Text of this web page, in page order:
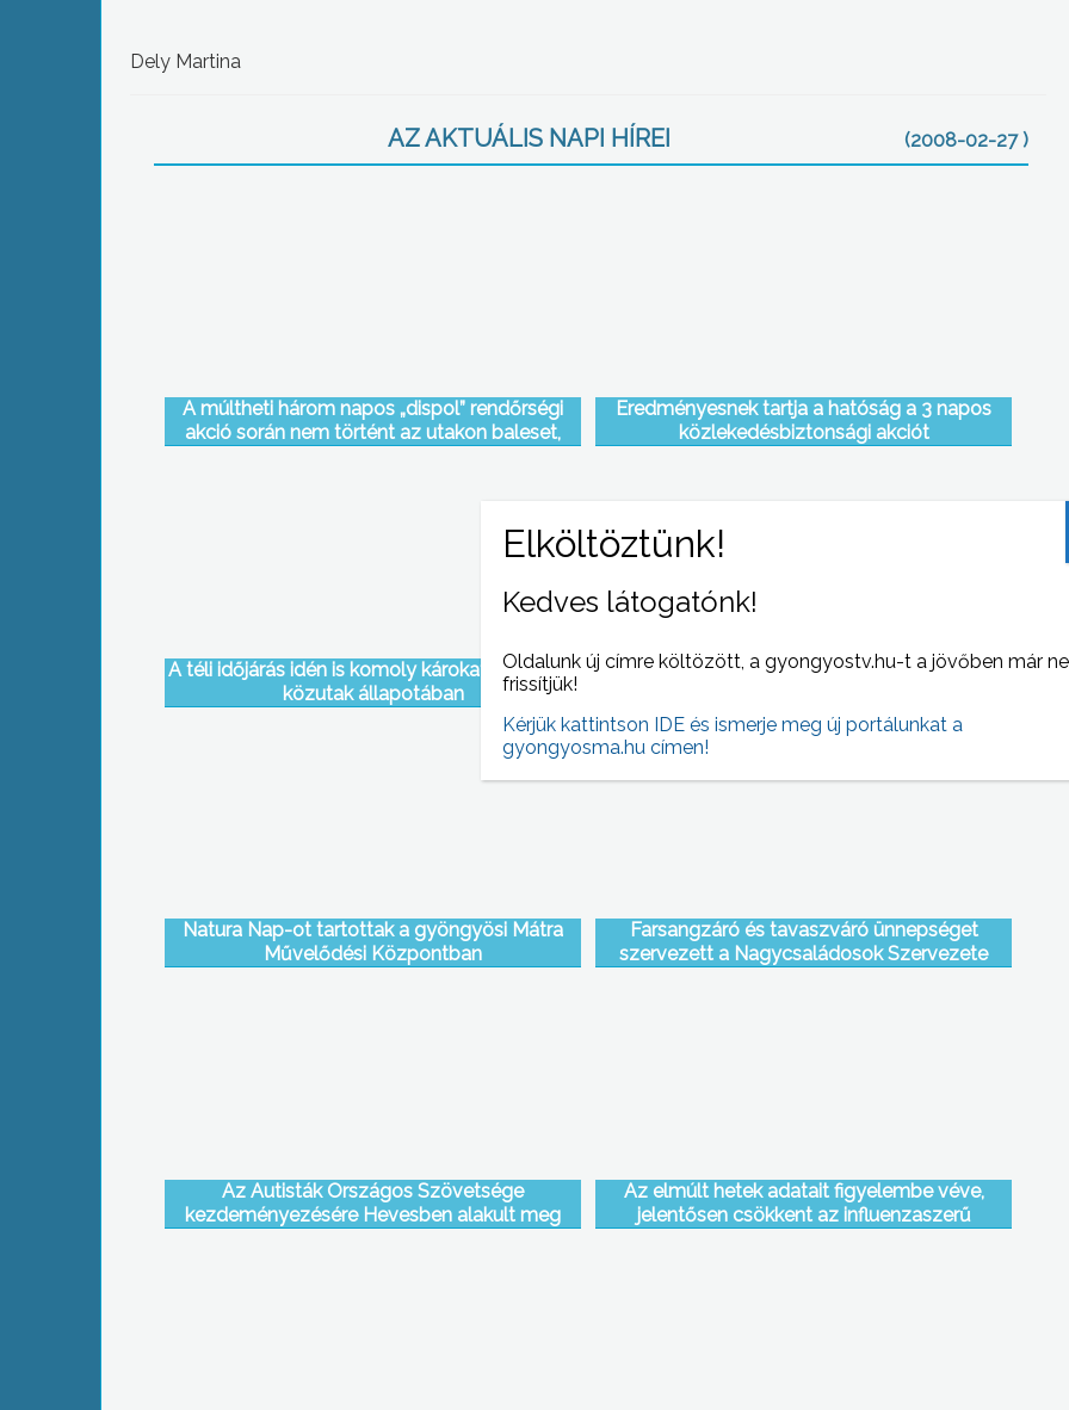
Dely Martina
AZ AKTUÁLIS NAPI HÍREI (2008-02-27 )
A múltheti három napos „dispol” rendőrségi
akció során nem történt az utakon baleset,
Eredményesnek tartja a hatóság a 3 napos
közlekedésbiztonsági akciót
A téli időjárás idén is komoly károkat okozott a
közutak állapotában
Ha a Hospinvest nyer, többségükben
Natura Nap-ot tartottak a gyöngyösi Mátra
Művelődési Központban
Farsangzáró és tavaszváró ünnepséget
szervezett a Nagycsaládosok Szervezete
Az Autisták Országos Szövetsége
kezdeményezésére Hevesben alakult meg
Az elmúlt hetek adatait figyelembe véve,
jelentősen csökkent az influenzaszerű
Kedves látogatónk!
Oldalunk új címre költözött, a gyongyostv.hu-t a jövőben már
frissítjük!
Kérjük kattintson IDE és ismerje meg új portálunkat a
gyongyosma.hu címen!